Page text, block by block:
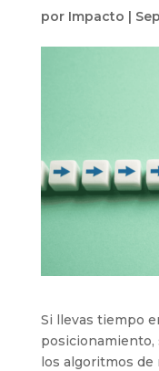
por Impacto |
Si llevas tiempo
posicionamiento,
los algoritmos de